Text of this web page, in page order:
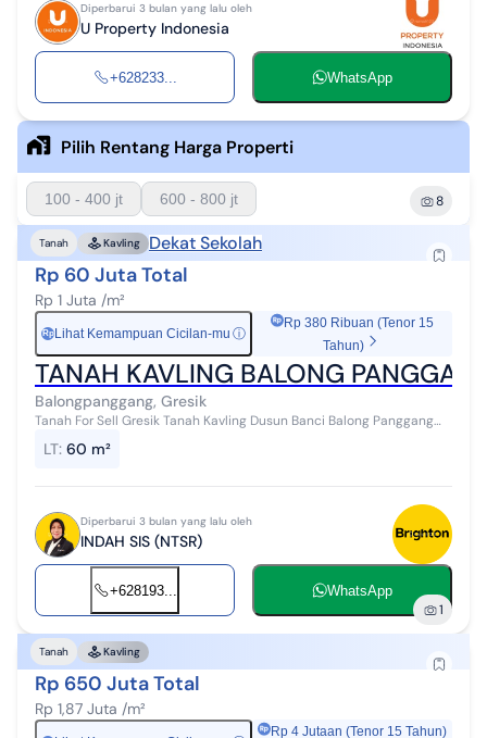
Diperbarui 3 bulan yang lalu oleh
U Property Indonesia
+628233... WhatsApp
Pilih Rentang Harga Properti
100 - 400 jt 600 - 800 jt 8
Tanah Kavling Dekat Sekolah
Rp 60 Juta Total
Rp 1 Juta /m²
Rp Lihat Kemampuan Cicilan-mu ⓘ
Rp 380 Ribuan (Tenor 15
Tahun)
TANAH KAVLING BALONG
Balongpanggang, Gresik
Tanah For Sell Gresik Tanah Kavling Dusun Banci Balong Panggang
Fasum PDAM dan...
LT: 60 m²
Diperbarui 3 bulan yang lalu oleh
INDAH SIS (NTSR)
+628193... WhatsApp
1
Tanah Kavling
Rp 650 Juta Total
Rp 1,87 Juta /m²
Rp 4 Jutaan (Tenor 15 Tahun)